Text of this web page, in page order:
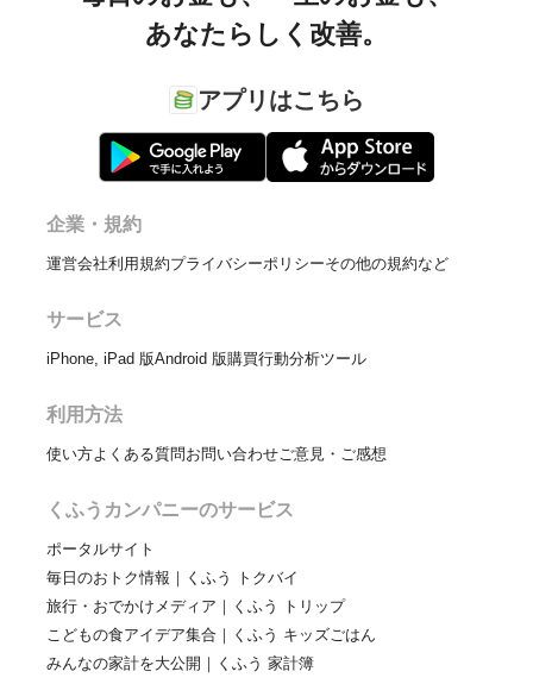
あなたらしく改善。
アプリはこちら
企業・規約
運営会社利用規約プライバシーポリシーその他の規約など
サービス
iPhone, iPad 版Android 版購買行動分析ツール
利用方法
使い方よくある質問お問い合わせご意見・ご感想
くふうカンパニーのサービス
ポータルサイト
毎日のおトク情報｜くふう トクバイ
旅行・おでかけメディア｜くふう トリップ
こどもの食アイデア集合｜くふう キッズごはん
みんなの家計を大公開｜くふう 家計簿